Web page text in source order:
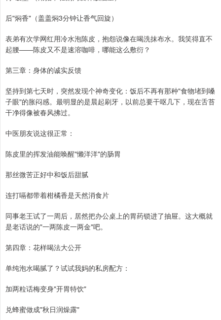
后"焖香"（盖盖焖3分钟让香气回旋）
表弟有次学网红用冷水泡陈皮，抱怨说像在喝洗抹布水。我笑得直不
起腰——陈皮又不是速溶咖啡，哪能这么敷衍？
第三章：身体的诚实反馈
坚持到第七天时，突然发现个神奇变化：饭后不再有那种"食物堵到嗓
子眼"的胀闷感。最明显的是晨起刷牙，以前总要干呕几下，现在舌苔
干净得像被春风拂过。
中医朋友说这很正常：
陈皮里的挥发油能唤醒"懒洋洋"的肠胃
那丝微苦正好中和饭后甜腻
连打嗝都带着柑橘香是天然消食片
同事老王试了一周后，居然把办公桌上的胃药锁进了抽屉。这大概就
是老话说的"一两陈皮一两金"吧。
第四章：花样喝法大公开
单纯泡水喝腻了？试试我妈的私房配方：
加两粒话梅变身"开胃特饮"
兑蜂蜜做成"秋日润燥露"